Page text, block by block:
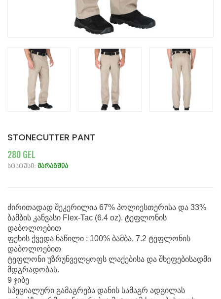
STONECUTTER PANT
280 GEL
სტატუსი: მარაგშია
ძირითადად შეკერილია 67% პოლიესთერისა და 33%
ბამბის კანვასი Flex-Tac (6.4 oz). ტეფლონის
დაბოლოებით
ფეხის ქვედა ნაწილი : 100% ბამბა, 7.2 ტეფლონის
დაბოლოებით
ტეფლონი უზრუნველყოფს ლაქებისა და შხეფებისადმი
მდგრადობას.
9 ჯიბე
სპეციალური გამაგრება დანის სამაგრ ადგილას